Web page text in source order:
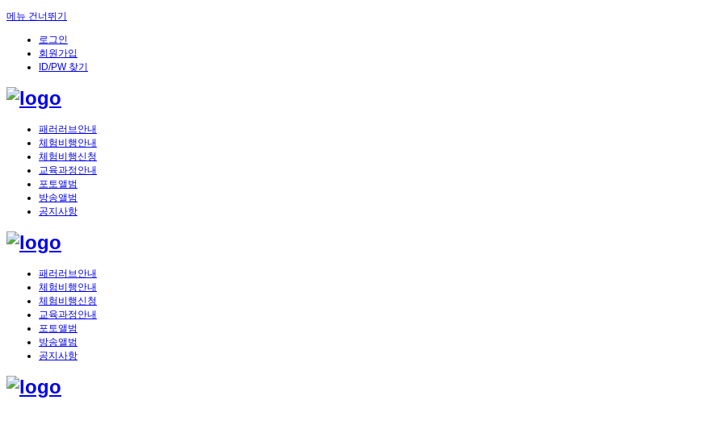
메뉴 건너뛰기
로그인
회원가입
ID/PW 찾기
패러러브안내
체험비행안내
체험비행신청
교육과정안내
포토앨범
방송앨범
공지사항
패러러브안내
체험비행안내
체험비행신청
교육과정안내
포토앨범
방송앨범
공지사항